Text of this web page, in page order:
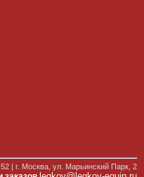
| г. Москва, ул. Марьинский Парк, 2